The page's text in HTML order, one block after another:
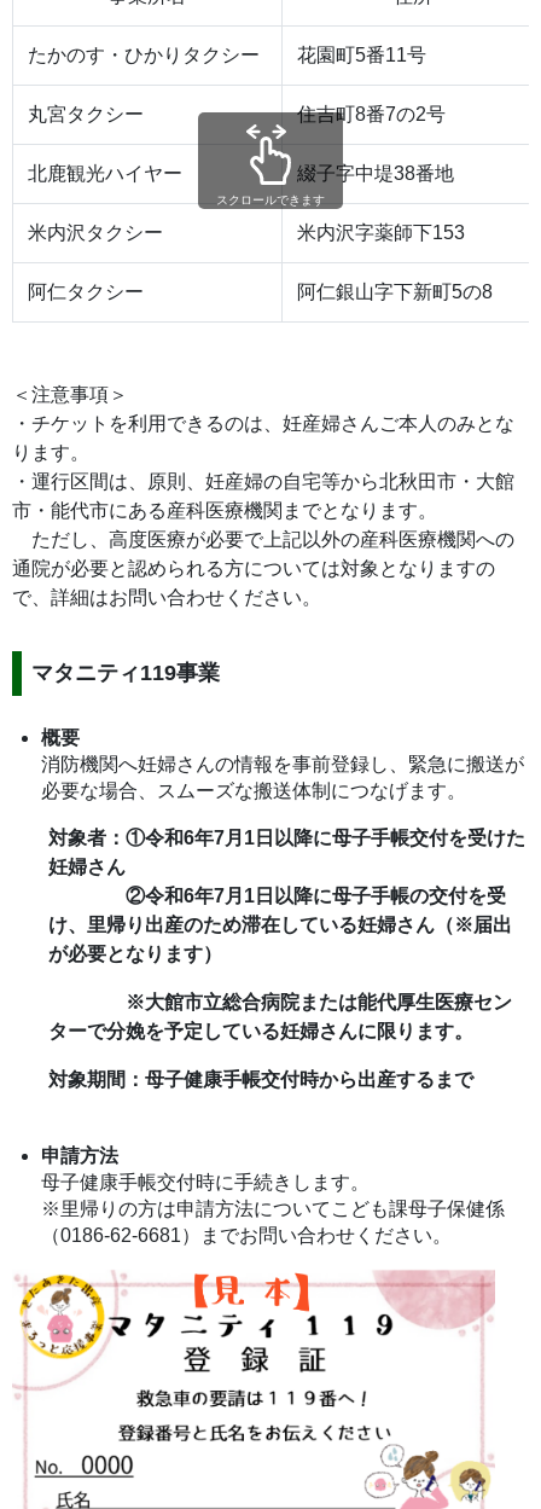
たかのす・ひかりタクシー 花園町5番11号
丸宮タクシー 住吉町8番7の2号
北鹿観光ハイヤー 綴子字中堤38番地
米内沢タクシー 米内沢字薬師下153
阿仁タクシー 阿仁銀山字下新町5の8
スクロールできます
＜注意事項＞
・チケットを利用できるのは、妊産婦さんご本人のみとな
ります。
・運行区間は、原則、妊産婦の自宅等から北秋田市・大館
市・能代市にある産科医療機関までとなります。
ただし、高度医療が必要で上記以外の産科医療機関への
通院が必要と認められる方については対象となりますの
で、詳細はお問い合わせください。
マタニティ119事業
概要
消防機関へ妊婦さんの情報を事前登録し、緊急に搬送が
必要な場合、スムーズな搬送体制につなげます。
対象者： ①令和6年7月1日以降に母子手帳交付を受けた
妊婦さん
②令和6年7月1日以降に母子手帳の交付を受
け、里帰り出産のため滞在している妊婦さん（※届出
が必要となります）
※大館市立総合病院または能代厚生医療セン
ターで分娩を予定している妊婦さんに限ります。
対象期間：母子健康手帳交付時から出産するまで
申請方法
母子健康手帳交付時に手続きします。
※里帰りの方は申請方法についてこども課母子保健係
（0186-62-6681）までお問い合わせください。